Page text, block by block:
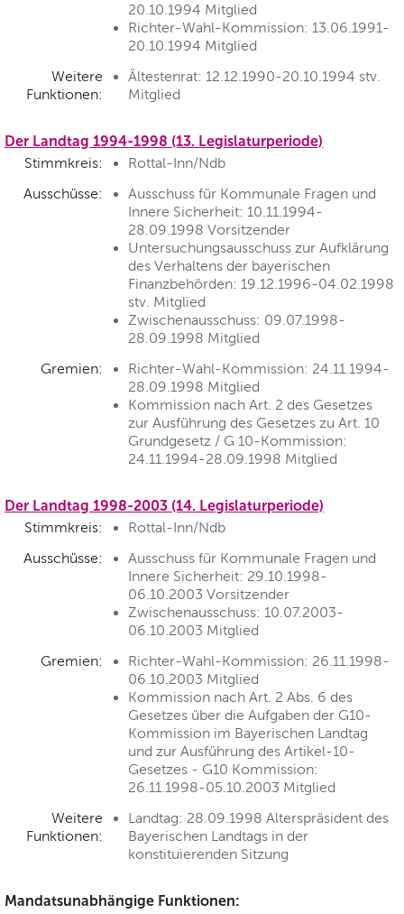
20.10.1994 Mitglied
Richter-Wahl-Kommission: 13.06.1991-
20.10.1994 Mitglied
Weitere
Funktionen:
Ältestenrat: 12.12.1990-20.10.1994 stv.
Mitglied
Der Landtag 1994-1998 (13. Legislaturperiode)
Stimmkreis:
Rottal-Inn/Ndb
Ausschüsse:
Ausschuss für Kommunale Fragen und
Innere Sicherheit: 10.11.1994-
28.09.1998 Vorsitzender
Untersuchungsausschuss zur Aufklärung
des Verhaltens der bayerischen
Finanzbehörden: 19.12.1996-04.02.1998
stv. Mitglied
Zwischenausschuss: 09.07.1998-
28.09.1998 Mitglied
Gremien:
Richter-Wahl-Kommission: 24.11.1994-
28.09.1998 Mitglied
Kommission nach Art. 2 des Gesetzes
zur Ausführung des Gesetzes zu Art. 10
Grundgesetz / G 10-Kommission:
24.11.1994-28.09.1998 Mitglied
Der Landtag 1998-2003 (14. Legislaturperiode)
Stimmkreis:
Rottal-Inn/Ndb
Ausschüsse:
Ausschuss für Kommunale Fragen und
Innere Sicherheit: 29.10.1998-
06.10.2003 Vorsitzender
Zwischenausschuss: 10.07.2003-
06.10.2003 Mitglied
Gremien:
Richter-Wahl-Kommission: 26.11.1998-
06.10.2003 Mitglied
Kommission nach Art. 2 Abs. 6 des
Gesetzes über die Aufgaben der G10-
Kommission im Bayerischen Landtag
und zur Ausführung des Artikel-10-
Gesetzes - G10 Kommission:
26.11.1998-05.10.2003 Mitglied
Weitere
Funktionen:
Landtag: 28.09.1998 Alterspräsident des
Bayerischen Landtags in der
konstituierenden Sitzung
Mandatsunabhängige Funktionen: